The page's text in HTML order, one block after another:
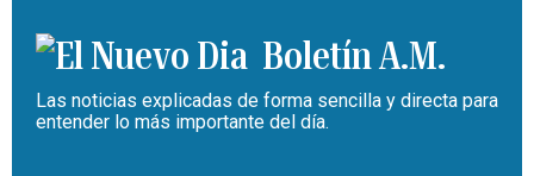
Boletín A.M.
Las noticias explicadas de forma sencilla y directa para
entender lo más importante del día.